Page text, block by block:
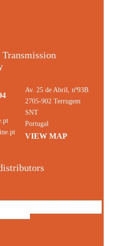
Av. 25 de Abril, nº93B
2705-902 Terrugem
SNT
Portugal
VIEW MAP